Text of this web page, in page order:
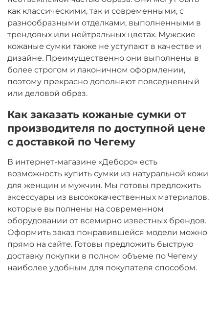
как классическими, так и современными, с
разнообразными отделками, выполненными в
трендовых или нейтральных цветах. Мужские
кожаные сумки также не уступают в качестве и
дизайне. Преимущественно они выполнены в
более строгом и лаконичном оформлении,
поэтому прекрасно дополняют повседневный
или деловой образ.
Как заказать кожаные сумки от
производителя по доступной цене
с доставкой по Чегему
В интернет-магазине «Деборо» есть
возможность купить сумки из натуральной кожи
для женщин и мужчин. Мы готовы предложить
аксессуары из высококачественных материалов,
которые выполнены на современном
оборудовании от всемирно известных брендов.
Оформить заказ понравившейся модели можно
прямо на сайте. Готовы предложить быструю
доставку покупки в полном объеме по Чегему
наиболее удобным для покупателя способом.